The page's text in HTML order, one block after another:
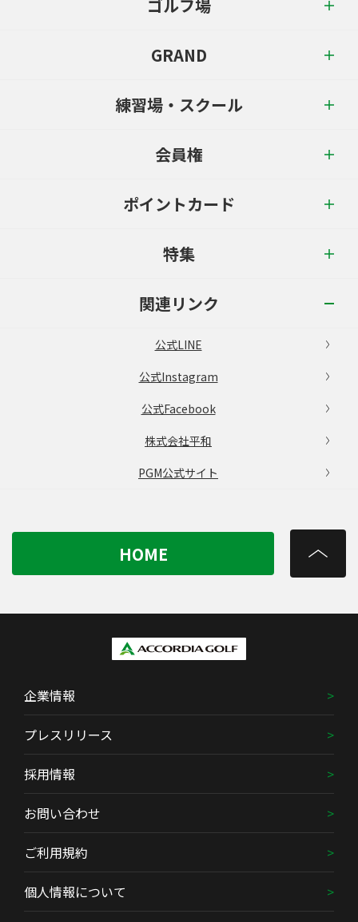
ゴルフ場
GRAND
練習場・スクール
会員権
ポイントカード
特集
関連リンク
公式LINE
公式Instagram
公式Facebook
株式会社平和
PGM公式サイト
HOME
企業情報
プレスリリース
採用情報
お問い合わせ
ご利用規約
個人情報について